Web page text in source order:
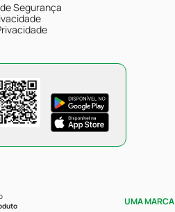
Segurança
UMA MARCA